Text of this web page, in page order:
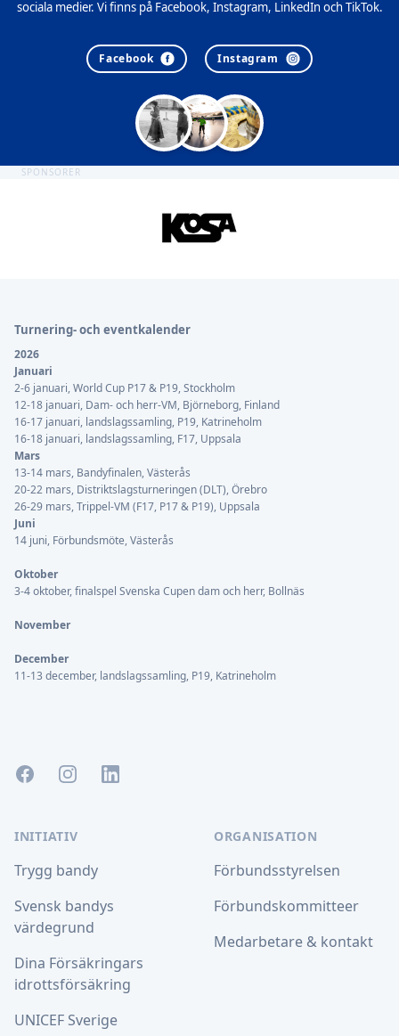
sociala medier. Vi finns på Facebook, Instagram, LinkedIn och TikTok.
Facebook Instagram
SPONSORER
Turnering- och eventkalender
2026
Januari
2-6 januari, World Cup P17 & P19, Stockholm
12-18 januari, Dam- och herr-VM, Björneborg, Finland
16-17 januari, landslagssamling, P19, Katrineholm
16-18 januari, landslagssamling, F17, Uppsala
Mars
13-14 mars, Bandyfinalen, Västerås
20-22 mars, Distriktslagsturneringen (DLT), Örebro
26-29 mars, Trippel-VM (F17, P17 & P19), Uppsala
Juni
14 juni, Förbundsmöte, Västerås
Oktober
3-4 oktober, finalspel Svenska Cupen dam och herr, Bollnäs
November
December
11-13 december, landslagssamling, P19, Katrineholm
FacebookInstagramLinkedIn
INITIATIV
Trygg bandy
Svensk bandys
värdegrund
Dina Försäkringars
idrottsförsäkring
UNICEF Sverige
ORGANISATION
Förbundsstyrelsen
Förbundskommitteer
Medarbetare & kontakt